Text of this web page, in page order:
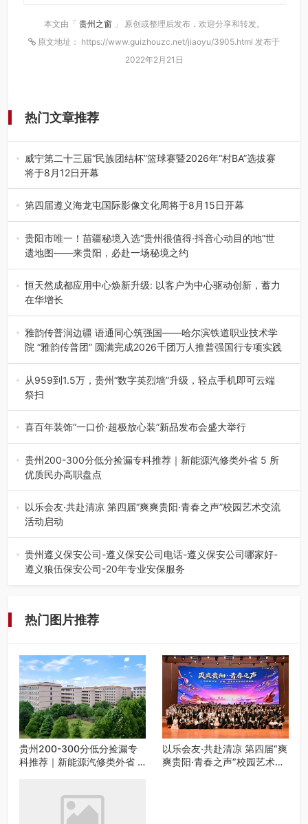
本文由「 贵州之窗 」 原创或整理后发布，欢迎分享和转发。
原文地址： https://www.guizhouzc.net/jiaoyu/3905.html 发布于
2022年2月21日
热门文章推荐
威宁第二十三届“民族团结杯”篮球赛暨2026年“村BA”选拔赛
将于8月12日开幕
8月7日，威宁彝族回族苗族自治县第二十三届“民族团结
杯”篮球赛暨2026年“村B…
第四届遵义海龙屯国际影像文化周将于8月15日开幕
8月7日，第四届遵义海龙屯国际影像文化周媒体通气会在世
界文化遗产地海龙屯核心景区…
贵阳市唯一！苗疆秘境入选“贵州很值得·抖音心动目的地”世
遗地图——来贵阳，必赴一场秘境之约
2026年7月21日，2026年“贵州很值得”暨抖音“心动目的
地”（贵州站）主题…
恒天然成都应用中心焕新升级: 以客户为中心驱动创新，蓄力
在华增长
融合全球研发实力与本土洞察，深化客户共创，赋能西南市
场创新发展 （7月27日，成…
雅韵传普润边疆 语通同心筑强国——哈尔滨铁道职业技术学
院 “雅韵传普团” 圆满完成2026千团万人推普强国行专项实践
为扎实推进2026“千团万人推普强国行”大学生暑期社会实
践，牢牢紧扣 “雅韵传普…
从959到1.5万，贵州“数字英烈墙”升级，轻点手机即可云端
祭扫
八一建军节到来之际，由贵州省退役军人事务厅指导，贵阳
市退役军人事务局联合贵州广电…
喜百年装饰“一口价·超极放心装”新品发布会盛大举行
2026年7月31日，喜百年装饰“一口价·超极放心装”新品发布
会在贵阳隆重举行。…
贵州200-300分低分捡漏专科推荐｜新能源汽修类外省 5 所
优质民办高职盘点
在贵州省高考志愿填报体系中，200至300分数段考生可选择
的省内工科、新能源汽车…
以乐会友·共赴清凉 第四届“爽爽贵阳·青春之声”校园艺术交流
活动启动
七月的贵阳，清风送爽，第四届“爽爽贵阳·青春之声”校园管
弦乐（合唱）艺术交流活动…
贵州遵义保安公司-遵义保安公司电话-遵义保安公司哪家好-
遵义狼伍保安公司-20年专业安保服务
热门图片推荐
贵州200-300分低分捡漏专
科推荐｜新能源汽修类外省 5
以乐会友·共赴清凉 第四届“爽
爽贵阳·青春之声”校园艺术交